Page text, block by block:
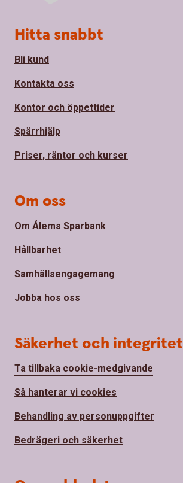
Sidfot
Hitta snabbt
Bli kund
Kontakta oss
Kontor och öppettider
Spärrhjälp
Priser, räntor och kurser
Om oss
Om Ålems Sparbank
Hållbarhet
Samhällsengagemang
Jobba hos oss
Säkerhet och integritet
Ta tillbaka cookie-medgivande
Så hanterar vi cookies
Behandling av personuppgifter
Bedrägeri och säkerhet